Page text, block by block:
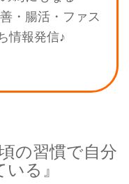
・腸活・ファス
情報発信♪
の習慣で自分
る』